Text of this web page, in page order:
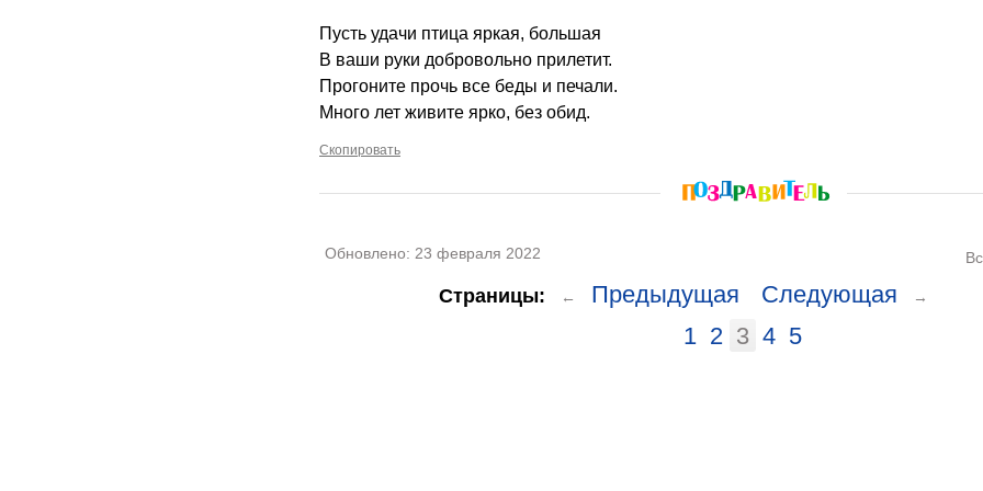
Пусть удачи птица яркая, большая
В ваши руки добровольно прилетит.
Прогоните прочь все беды и печали.
Много лет живите ярко, без обид.
Скопировать
Обновлено: 23 февраля 2022
Страницы: ← Предыдущая Следующая →
1 2 3 4 5